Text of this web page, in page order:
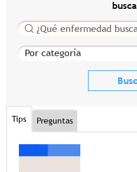
Buscar
Por categoría
Tips Preguntas